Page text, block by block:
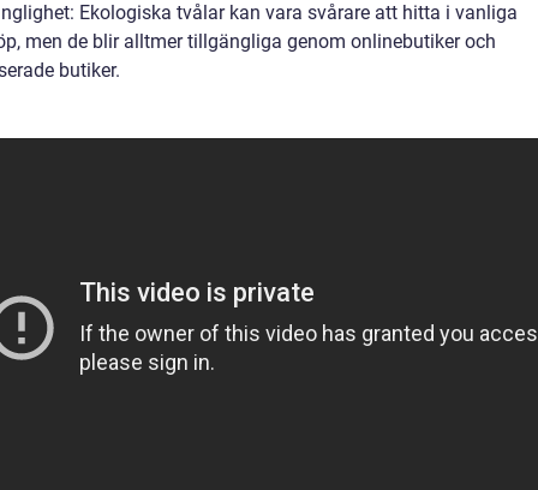
Ekologiska tvålar kan vara svårare att hitta i vanliga
men de blir alltmer tillgängliga genom onlinebutiker och
butiker.